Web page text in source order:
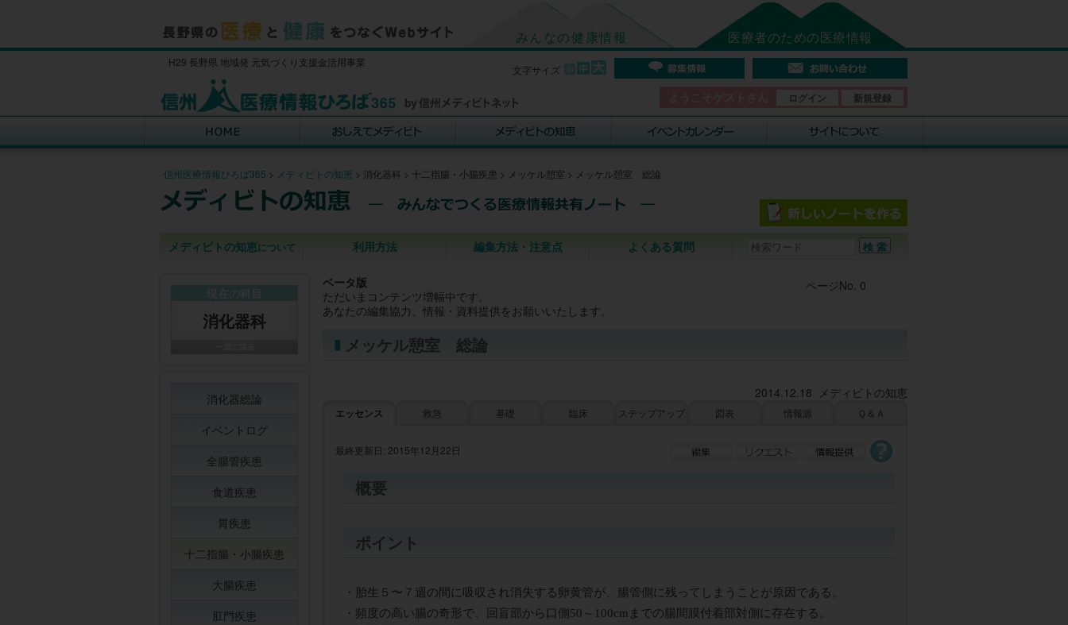
みんなの健康情報 医療者のための医療情報
文字サイズ
H29 長野県 地域発 元気づくり支援金活用事業
ログイン 新規登録
信州医療情報ひろば365 > メディビトの知恵 > 消化器科 > 十二指腸・小腸疾患 > メッケル憩室 > メッケル憩室 総論
メディビトの知恵について 利用方法 編集方法・注意点 よくある質問
Post navigation
ページNo. 0
ベータ版
ただいまコンテンツ増幅中です。
あなたの編集協力、情報・資料提供をお願いいたします。
メッケル憩室 総論
2014.12.18 メディビトの知恵
エッセンス 救急 基礎 臨床 ステップアップ 図表 情報源 Ｑ＆Ａ
最終更新日: 2015年12月22日
概要
ポイント
・胎生５〜７週の間に吸収され消失する卵黄管が、腸管側に残ってしまうことが原因である。
・頻度の高い腸の奇形で、回盲部から口側50～100cmまでの腸間膜付着部対側に存在する。
消化器科
消化器総論
イベントログ
全腸管疾患
食道疾患
胃疾患
十二指腸・小腸疾患
大腸疾患
肛門疾患